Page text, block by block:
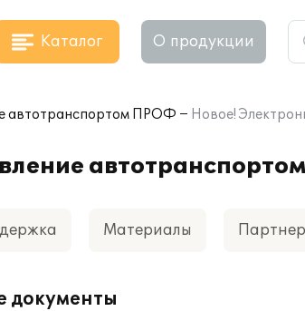
Каталог О продукции
автотранспортом ПРОФ Новое!
Материалы
документы